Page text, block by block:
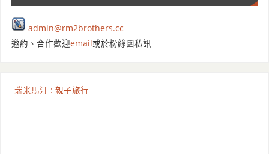
admin@rm2brothers.cc
邀約、合作歡迎email或於粉絲團私訊
瑞米馬汀 : 親子旅行